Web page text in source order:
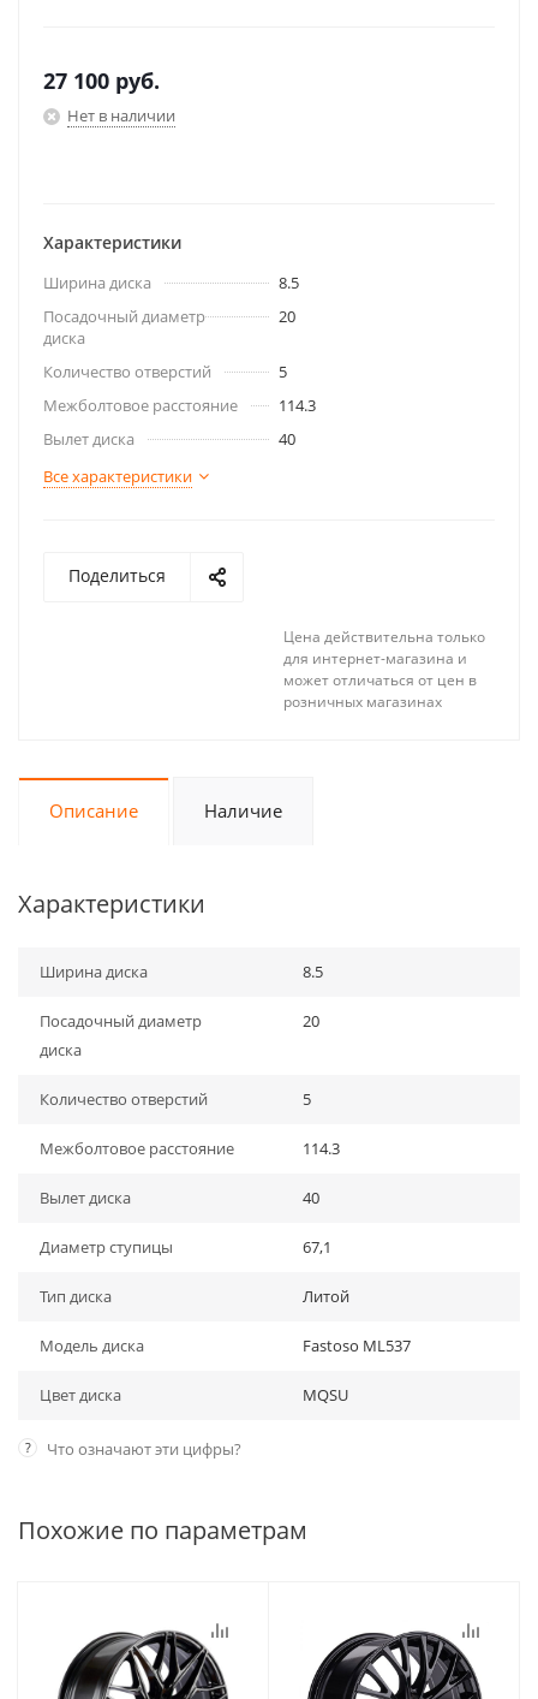
27 100 руб.
Нет в наличии
Характеристики
Ширина диска
8.5
Посадочный диаметр
диска
20
Количество отверстий
5
Межболтовое расстояние
114.3
Вылет диска
40
Все характеристики
Поделиться
Цена действительна только
для интернет-магазина и
может отличаться от цен в
розничных магазинах
Описание Наличие
Характеристики
Ширина диска 8.5
Посадочный диаметр
диска
20
Количество отверстий 5
Межболтовое расстояние 114.3
Вылет диска 40
Диаметр ступицы 67,1
Тип диска Литой
Модель диска Fastoso ML537
Цвет диска MQSU
? Что означают эти цифры?
Похожие по параметрам